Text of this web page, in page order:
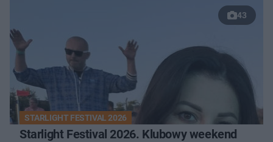
43
STARLIGHT FESTIVAL 2026
Starlight Festival 2026. Klubowy weekend